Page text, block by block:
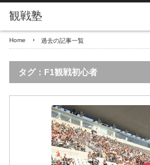
Home 過去の記事一覧
タグ：F1観戦初心者